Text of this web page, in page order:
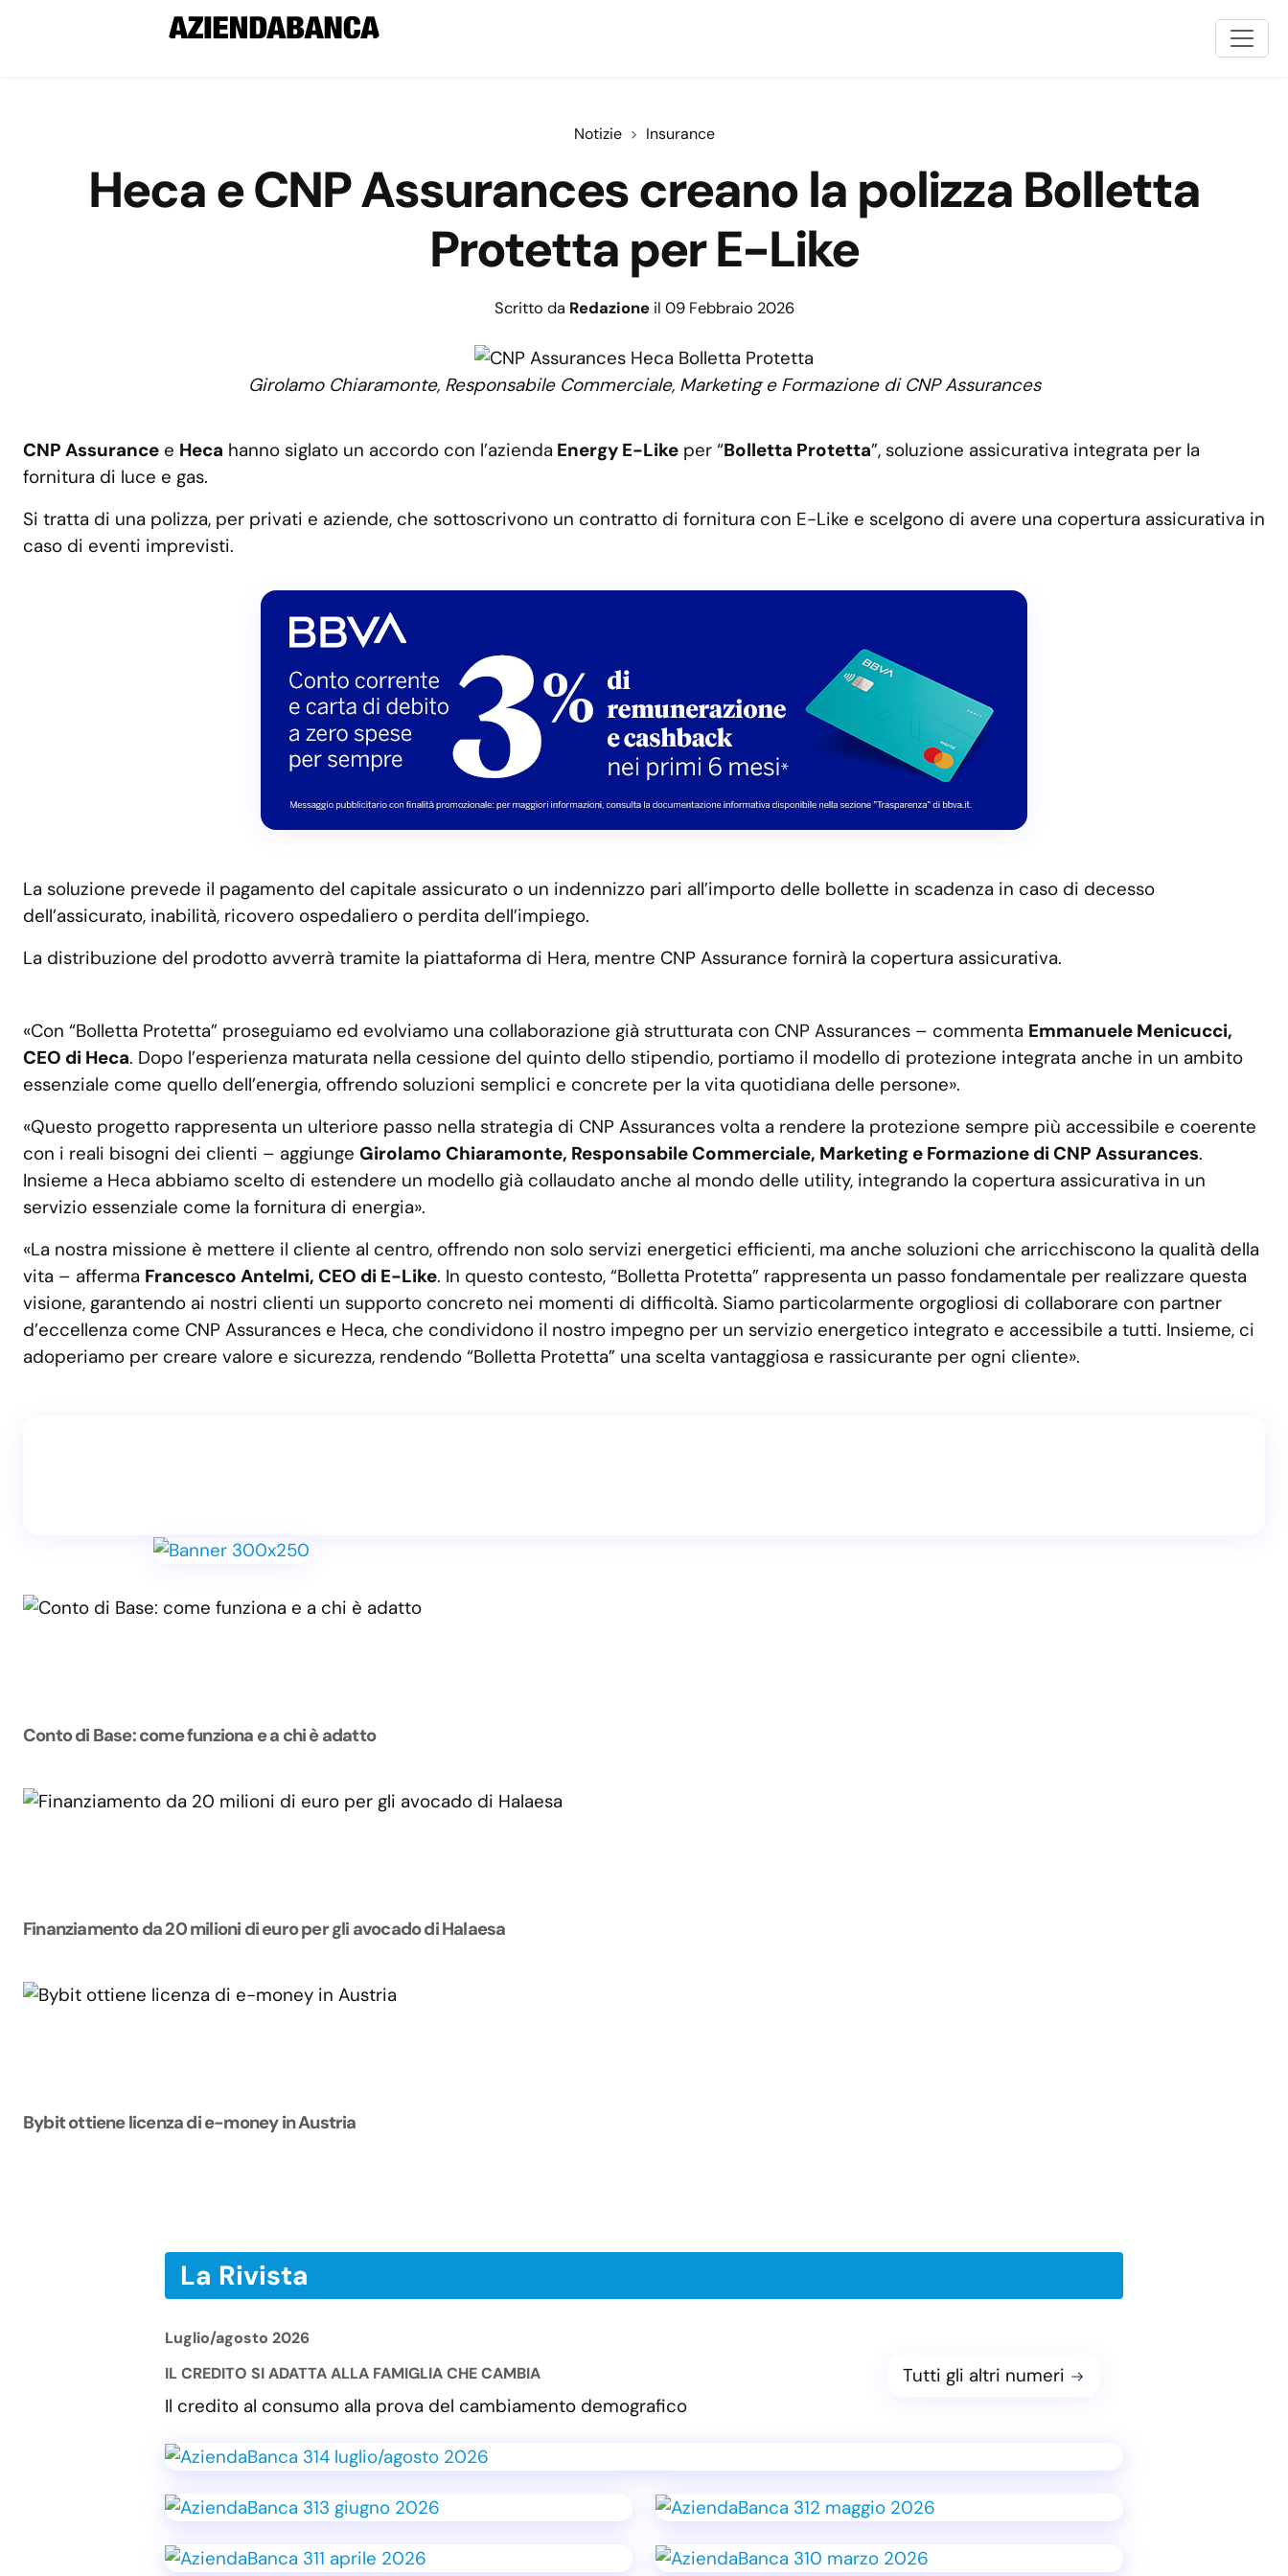
Notizie Insurance
Heca e CNP Assurances creano la polizza Bolletta
Protetta per E-Like
Scritto da Redazione il 09 Febbraio 2026
Girolamo Chiaramonte, Responsabile Commerciale, Marketing e Formazione di CNP Assurances
CNP Assurance e Heca hanno siglato un accordo con l’azienda Energy E-Like per “Bolletta Protetta”, soluzione assicurativa integrata per la
fornitura di luce e gas.
Si tratta di una polizza, per privati e aziende, che sottoscrivono un contratto di fornitura con E-Like e scelgono di avere una copertura assicurativa in
caso di eventi imprevisti.
La soluzione prevede il pagamento del capitale assicurato o un indennizzo pari all’importo delle bollette in scadenza in caso di decesso
dell’assicurato, inabilità, ricovero ospedaliero o perdita dell’impiego.
La distribuzione del prodotto avverrà tramite la piattaforma di Hera, mentre CNP Assurance fornirà la copertura assicurativa.
«Con “Bolletta Protetta” proseguiamo ed evolviamo una collaborazione già strutturata con CNP Assurances – commenta Emmanuele Menicucci,
CEO di Heca. Dopo l’esperienza maturata nella cessione del quinto dello stipendio, portiamo il modello di protezione integrata anche in un ambito
essenziale come quello dell’energia, offrendo soluzioni semplici e concrete per la vita quotidiana delle persone».
«Questo progetto rappresenta un ulteriore passo nella strategia di CNP Assurances volta a rendere la protezione sempre più accessibile e coerente
con i reali bisogni dei clienti – aggiunge Girolamo Chiaramonte, Responsabile Commerciale, Marketing e Formazione di CNP Assurances.
Insieme a Heca abbiamo scelto di estendere un modello già collaudato anche al mondo delle utility, integrando la copertura assicurativa in un
servizio essenziale come la fornitura di energia».
«La nostra missione è mettere il cliente al centro, offrendo non solo servizi energetici efficienti, ma anche soluzioni che arricchiscono la qualità della
vita – afferma Francesco Antelmi, CEO di E-Like. In questo contesto, “Bolletta Protetta” rappresenta un passo fondamentale per realizzare questa
visione, garantendo ai nostri clienti un supporto concreto nei momenti di difficoltà. Siamo particolarmente orgogliosi di collaborare con partner
d’eccellenza come CNP Assurances e Heca, che condividono il nostro impegno per un servizio energetico integrato e accessibile a tutti. Insieme, ci
adoperiamo per creare valore e sicurezza, rendendo “Bolletta Protetta” una scelta vantaggiosa e rassicurante per ogni cliente».
Conto di Base: come funziona e a chi è adatto
Finanziamento da 20 milioni di euro per gli avocado di Halaesa
Bybit ottiene licenza di e-money in Austria
La Rivista
Luglio/agosto 2026
IL CREDITO SI ADATTA ALLA FAMIGLIA CHE CAMBIA
Il credito al consumo alla prova del cambiamento demografico
Tutti gli altri numeri